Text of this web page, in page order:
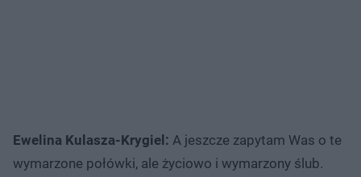
Ewelina Kulasza-Krygiel: A jeszcze zapytam Was o te
wymarzone połówki, ale życiowo i wymarzony ślub.